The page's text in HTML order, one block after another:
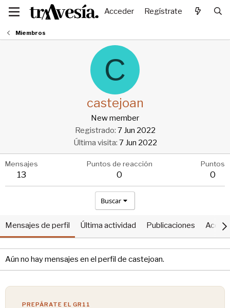
Acceder Regístrate
Miembros
C
castejoan
New member
Registrado 7 Jun 2022
Última visita 7 Jun 2022
Mensajes
13
Puntos de reacción
0
Puntos
0
Buscar
Mensajes de perfil Última actividad Publicaciones Acerca
Aún no hay mensajes en el perfil de castejoan.
PREPÁRATE EL GR11